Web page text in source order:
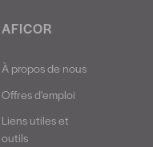
AFICOR
À propos de nous
Offres d'emploi
Liens utiles et
outils